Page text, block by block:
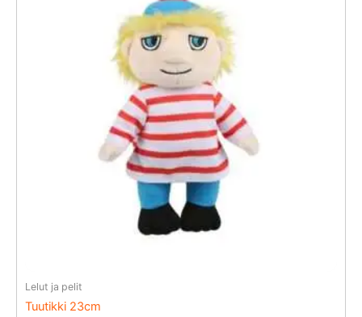
Lelut ja pelit
Tuutikki 23cm